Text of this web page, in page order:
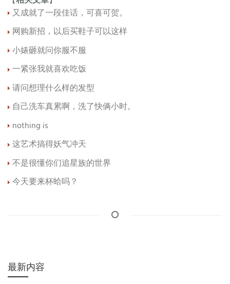
又成就了一段佳话，可喜可贺。
网购新招，以后买鞋子可以这样
小婊砸就问你服不服
一紧张我就喜欢吃饭
请问想理什么样的发型
自己洗车真累啊，洗了快俩小时。
nothing is
这艺术搞得妖气冲天
不是很懂你们追星族的世界
今天要来杯蛤吗？
最新内容